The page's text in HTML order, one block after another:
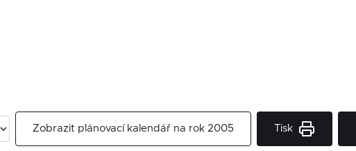
Zobrazit plánovací kalendář na rok 2005 Tisk